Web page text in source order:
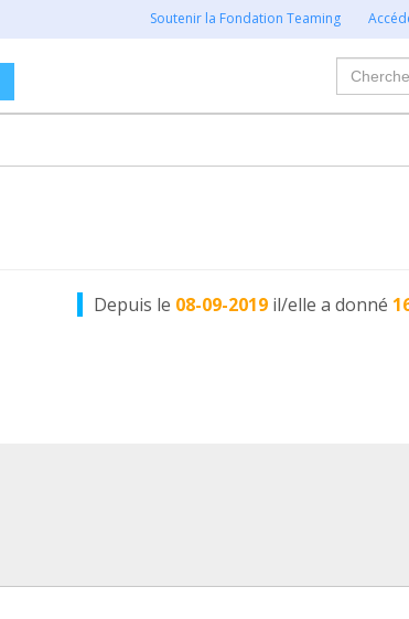
Soutenir la Fondation Teaming
Depuis le 08-09-2019 il/elle a donné